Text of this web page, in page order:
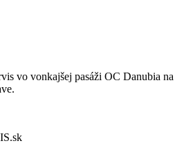
vo vonkajšej pasáži OC Danubia na